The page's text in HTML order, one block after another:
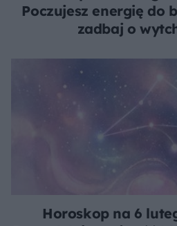
Poczujesz energię do
zadbaj o
Horoskop na 6